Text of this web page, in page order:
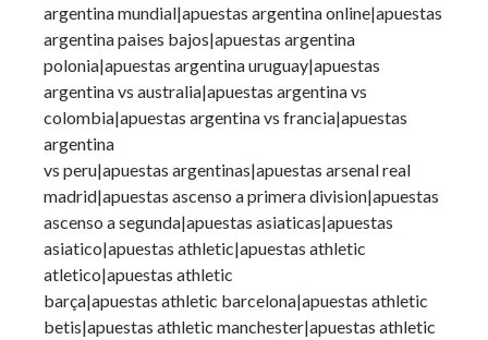
argentina mundial|apuestas argentina online|apuestas
argentina paises bajos|apuestas argentina
polonia|apuestas argentina uruguay|apuestas
argentina vs australia|apuestas argentina vs
colombia|apuestas argentina vs francia|apuestas
argentina
vs peru|apuestas argentinas|apuestas arsenal real
madrid|apuestas ascenso a primera division|apuestas
ascenso a segunda|apuestas asiaticas|apuestas
asiatico|apuestas athletic|apuestas athletic
atletico|apuestas athletic
barça|apuestas athletic barcelona|apuestas athletic
betis|apuestas athletic manchester|apuestas athletic